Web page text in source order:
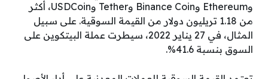
وEthereum وBinance Coin وTether وUSDCoin، أكثر
من 1.18 تريليون دولار من القيمة السوقية. على سبيل
المثال، في 27 يناير 2022، سيطرت عملة البيتكوين على
السوق بنسبة 41.6%.